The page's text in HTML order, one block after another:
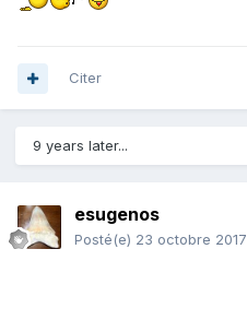
Citer
9 years later...
esugenos
Posté(e) 23 octobre 2017